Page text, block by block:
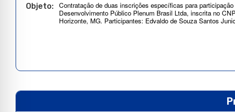
Objeto: Contratação de duas inscrições específicas para
Desenvolvimento Público Plenum Brasil Ltda, inscrita no
Horizonte, MG. Participantes: Edvaldo de Souza Santos